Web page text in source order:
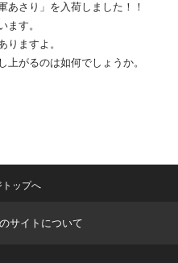
あさり」を入荷しました！！
ます。
りますよ。
上がるのは如何でしょうか。
トップへ
サイトについて